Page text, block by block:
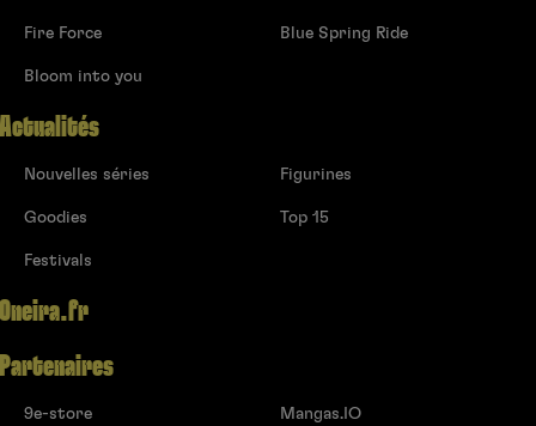
Fire Force
Bloom into you
Blue Spring Ride
Actualités
Nouvelles séries
Goodies
Festivals
Figurines
Top 15
Oneira.fr
Partenaires
9e-store Mangas.IO